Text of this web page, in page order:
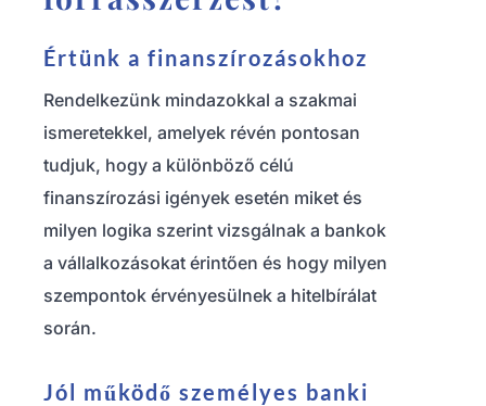
Értünk a finanszírozásokhoz
Rendelkezünk mindazokkal a szakmai
ismeretekkel, amelyek révén pontosan
tudjuk, hogy a különböző célú
finanszírozási igények esetén miket és
milyen logika szerint vizsgálnak a bankok
a vállalkozásokat érintően és hogy milyen
szempontok érvényesülnek a hitelbírálat
során.
Jól működő személyes banki